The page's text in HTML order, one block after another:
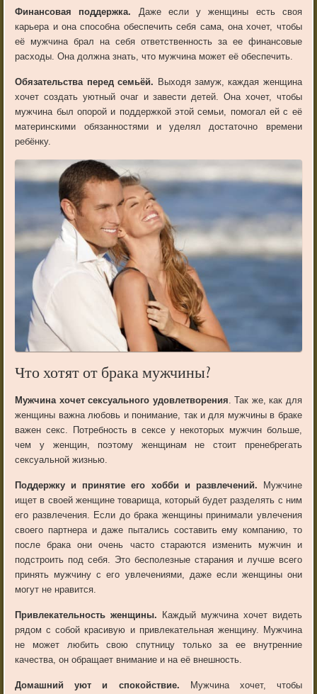
Финансовая поддержка. Даже если у женщины есть своя
карьера и она способна обеспечить себя сама, она хочет, чтобы
её мужчина брал на себя ответственность за ее финансовые
расходы. Она должна знать, что мужчина может её обеспечить.
Обязательства перед семьёй. Выходя замуж, каждая женщина
хочет создать уютный очаг и завести детей. Она хочет, чтобы
мужчина был опорой и поддержкой этой семьи, помогал ей с её
материнскими обязанностями и уделял достаточно времени
ребёнку.
Что хотят от брака мужчины?
Мужчина хочет сексуального удовлетворения. Так же, как для
женщины важна любовь и понимание, так и для мужчины в браке
важен секс. Потребность в сексе у некоторых мужчин больше,
чем у женщин, поэтому женщинам не стоит пренебрегать
сексуальной жизнью.
Поддержку и принятие его хобби и развлечений. Мужчине
ищет в своей женщине товарища, который будет разделять с ним
его развлечения. Если до брака женщины принимали увлечения
своего партнера и даже пытались составить ему компанию, то
после брака они очень часто стараются изменить мужчин и
подстроить под себя. Это бесполезные старания и лучше всего
принять мужчину с его увлечениями, даже если женщины они
могут не нравится.
Привлекательность женщины. Каждый мужчина хочет видеть
рядом с собой красивую и привлекательная женщину. Мужчина
не может любить свою спутницу только за ее внутренние
качества, он обращает внимание и на её внешность.
Домашний уют и спокойствие. Мужчина хочет, чтобы